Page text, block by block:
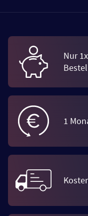
Nur
1